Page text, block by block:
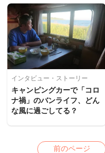
インタビュー・ストーリー
キャンピングカーで「コロ
ナ禍」のバンライフ、どん
な風に過ごしてる？
前のページ